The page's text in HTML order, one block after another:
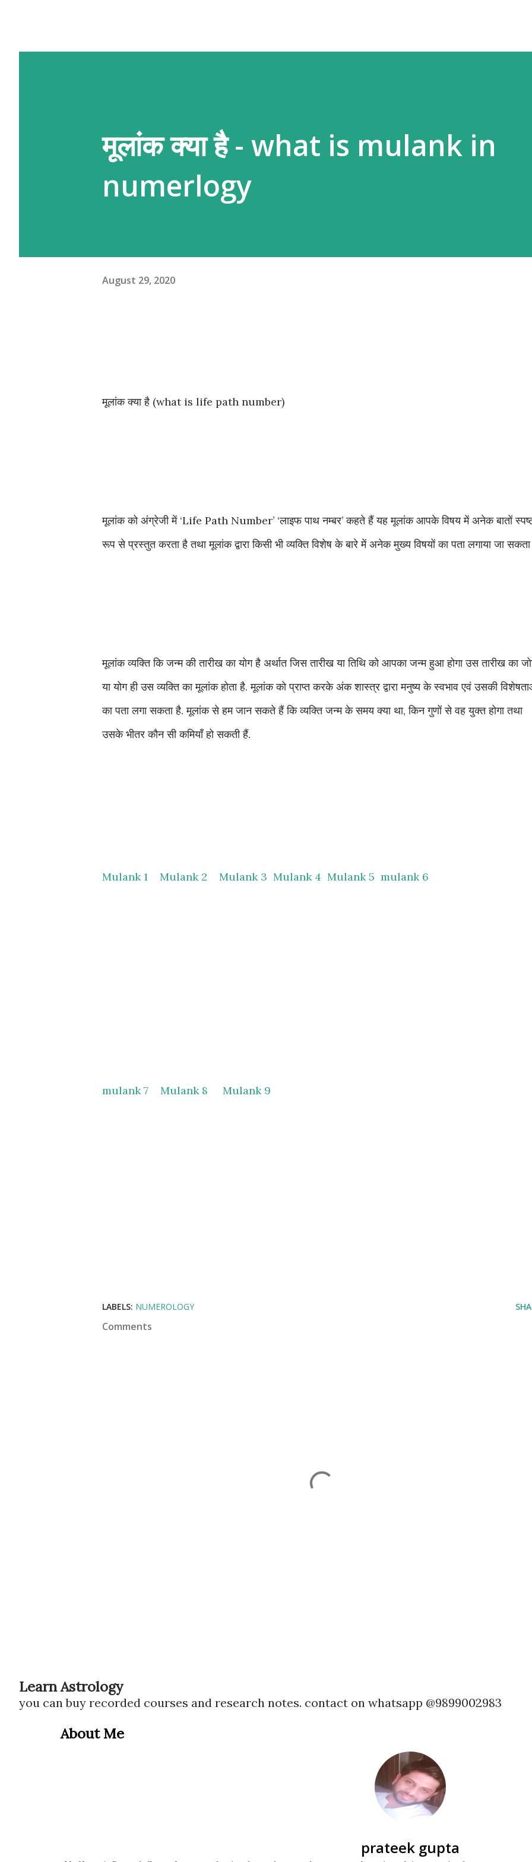
मूलांक क्या है - what is mulank in
numerlogy
August 29, 2020
मूलांक क्या है (what is life path number)
मूलांक को अंग्रेजी में ‘Life Path Number’ ‘लाइफ पाथ नम्बर’ कहते हैं यह मूलांक आपके विषय में अनेक बातों
रूप से प्रस्तुत करता है तथा मूलांक द्वारा किसी भी व्यक्ति विशेष के बारे में अनेक मुख्य विषयों का पता लगाया जा
मूलांक व्यक्ति कि जन्म की तारीख का योग है अर्थात जिस तारीख या तिथि को आपका जन्म हुआ होगा उस तारीख का
या योग ही उस व्यक्ति का मूलांक होता है. मूलांक को प्राप्त करके अंक शास्त्र द्वारा मनुष्य के स्वभाव एवं उसकी
का पता लगा सकता है. मूलांक से हम जान सकते हैं कि व्यक्ति जन्म के समय क्या था, किन गुणों से वह युक्त होगा तथा
उसके भीतर कौन सी कमियाँ हो सकती हैं.
Mulank 1 Mulank 2 Mulank 3 Mulank 4 Mulank 5 mulank 6
mulank 7 Mulank 8 Mulank 9
LABELS: NUMEROLOGY
Comments
Learn Astrology
you can buy recorded courses and research notes. contact on whatsapp @9899002983
About Me
prateek gupta